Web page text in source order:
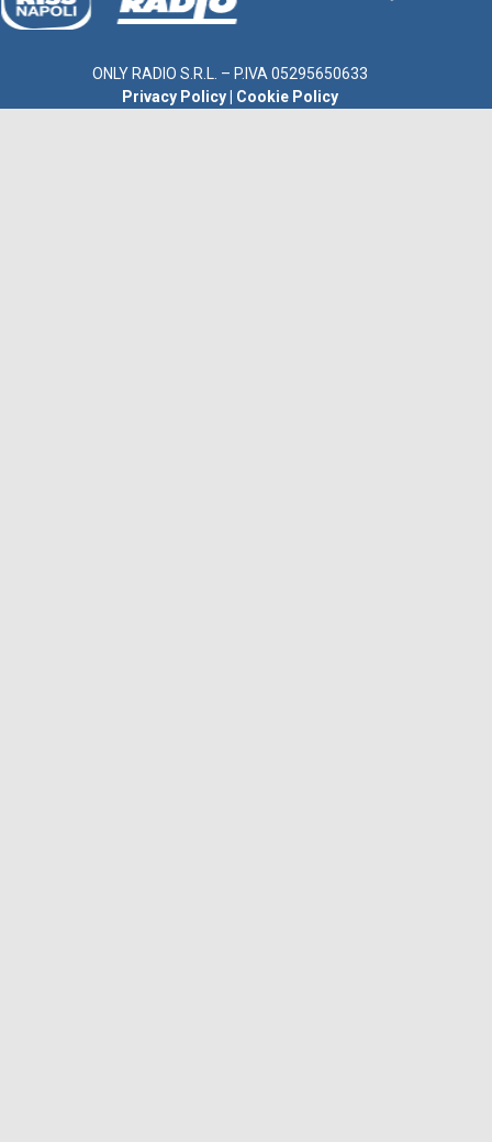
ONLY RADIO S.R.L. – P.IVA 05295650633
Privacy Policy
Cookie Policy